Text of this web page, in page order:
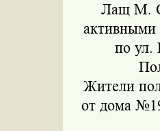
Лащ М.
активными
по ул.
Жители
от дома